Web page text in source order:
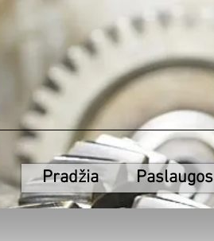
Pradžia Paslaugos